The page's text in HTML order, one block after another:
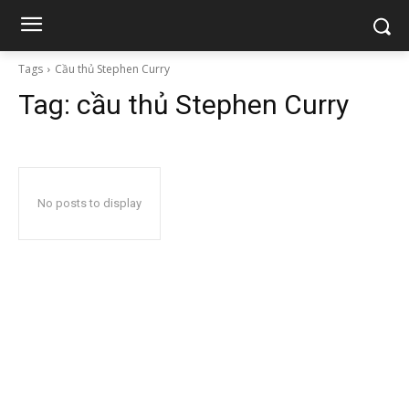
Tags Cầu thủ Stephen Curry
Tag: cầu thủ Stephen Curry
No posts to display